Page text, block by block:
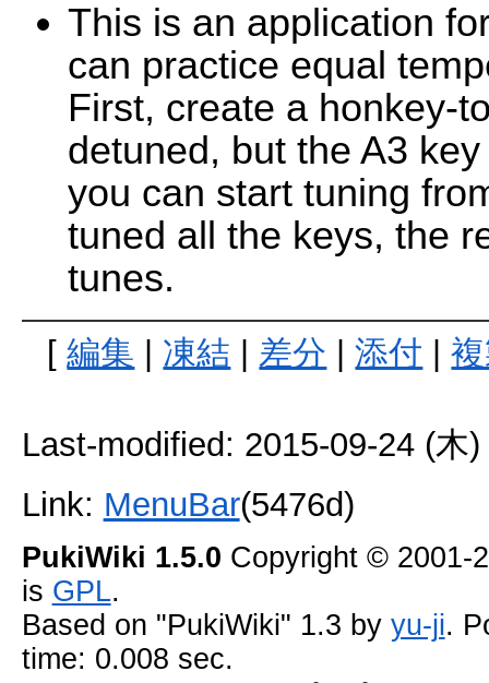
This is an application
can practice equal
First, create a honkey-
detuned, but the A3
you can start tuning
tuned all the keys, the
tunes.
[編集 凍結 差分 |添付 |
Last-modified: 2015-09-24 (木
Link: MenuBar(5476d)
PukiWiki 1.5.0 Copyright © 2001-
is GPL.
Based on "PukiWiki" 1.3 by yu-ji.
time: 0.008 sec.